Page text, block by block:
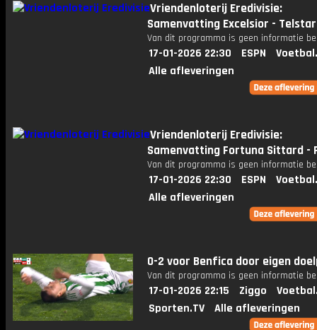
Vriendenloterij Eredivisie:
Samenvatting Excelsior - Telstar
Van dit programma is geen informatie
17-01-2026 22:30 ESPN
Alle afleveringen
Vriendenloterij Eredivisie:
Samenvatting Fortuna Sittard -
Van dit programma is geen informatie
17-01-2026 22:30 ESPN
Alle afleveringen
0-2 voor Benfica door eigen
Van dit programma is geen informatie
17-01-2026 22:15 Ziggo
Sporten.TV
Alle afleveringen